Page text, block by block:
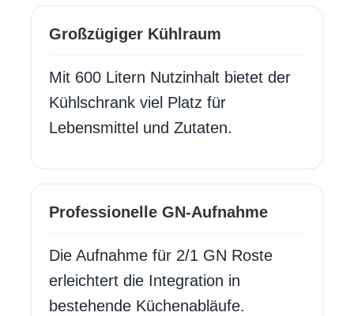
Großzügiger Kühlraum
Mit 600 Litern Nutzinhalt bietet der
Kühlschrank viel Platz für
Lebensmittel und Zutaten.
Professionelle GN-Aufnahme
Die Aufnahme für 2/1 GN Roste
erleichtert die Integration in
bestehende Küchenabläufe.